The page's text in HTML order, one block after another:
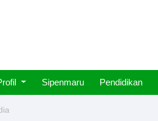
Sipenmaru Pendidikan